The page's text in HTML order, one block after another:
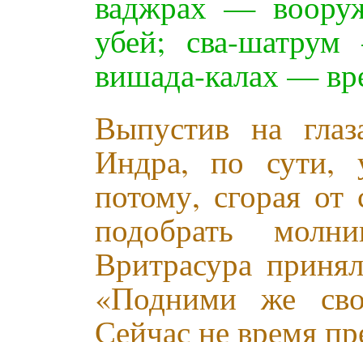
убей; сва-
вишада-калах —
Выпустив на
Индра, по сути,
потому, сгорая
подобрать
Вритрасура
«Подними же
Сейчас не время